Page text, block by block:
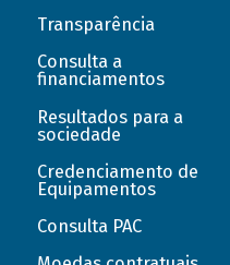
Transparência
Consulta a
financiamentos
Resultados para a
sociedade
Credenciamento de
Equipamentos
Consulta PAC